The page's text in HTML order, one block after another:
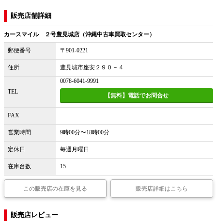
販売店舗詳細
カースマイル ２号豊見城店（沖縄中古車買取センター）
郵便番号 〒901-0221
住所 豊見城市座安２９０－４
TEL
0078-6041-9991
【無料】電話でお問合せ
FAX
営業時間 9時00分〜18時00分
定休日 毎週月曜日
在庫台数 15
この販売店の在庫を見る 販売店詳細はこちら
販売店レビュー